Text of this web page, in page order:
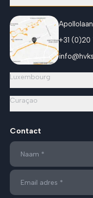
+31
Luxembourg
Curaçao
Contact